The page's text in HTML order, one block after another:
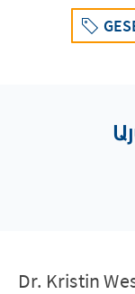
Dr. Kristin